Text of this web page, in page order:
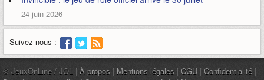
24 juin 2026
Suivez-nous :
© JeuxOnLine / JOL | À propos | Mentions légales | CGU | Confidentialité |